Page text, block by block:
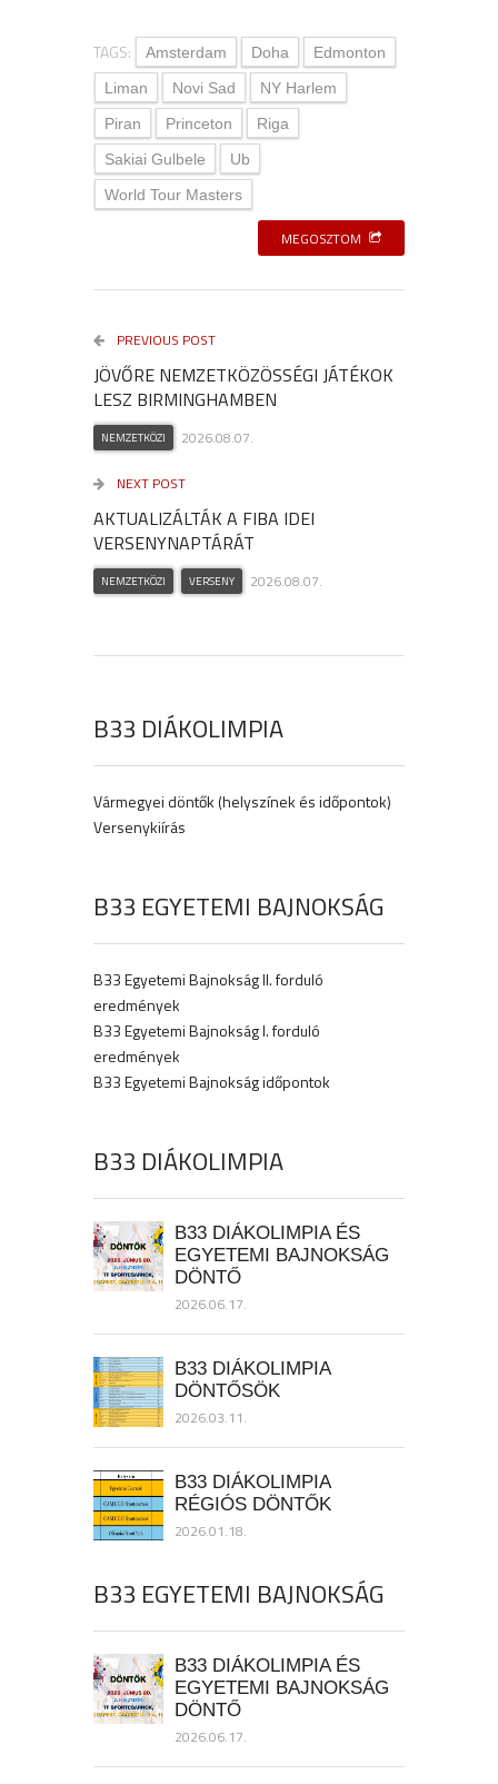
TAGS: Amsterdam Doha
Edmonton
Liman
Novi Sad
NY Harlem
Piran
Princeton
Riga
Sakiai Gulbele
Ub
World Tour Masters
MEGOSZTOM
PREVIOUS POST
JÖVŐRE NEMZETKÖZÖSSÉGI JÁTÉKOK
LESZ BIRMINGHAMBEN
NEMZETKÖZI 2026.08.07.
NEXT POST
AKTUALIZÁLTÁK A FIBA IDEI
VERSENYNAPTÁRÁT
NEMZETKÖZI VERSENY 2026.08.07.
B33 DIÁKOLIMPIA
Vármegyei döntők (helyszínek és időpontok)
Versenykiírás
B33 EGYETEMI BAJNOKSÁG
B33 Egyetemi Bajnokság II. forduló
eredmények
B33 Egyetemi Bajnokság I. forduló
eredmények
B33 Egyetemi Bajnokság időpontok
B33 DIÁKOLIMPIA
B33 DIÁKOLIMPIA ÉS
EGYETEMI BAJNOKSÁG
DÖNTŐ
2026.06.17.
B33 DIÁKOLIMPIA
DÖNTŐSÖK
2026.03.11.
B33 DIÁKOLIMPIA
RÉGIÓS DÖNTŐK
2026.01.18.
B33 EGYETEMI BAJNOKSÁG
B33 DIÁKOLIMPIA ÉS
EGYETEMI BAJNOKSÁG
DÖNTŐ
2026.06.17.